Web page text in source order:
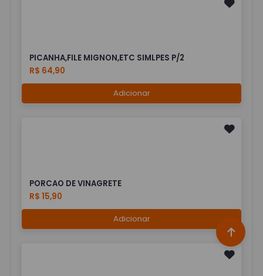
PICANHA,FILE MIGNON,ETC SIMLPES P/2
R$ 64,90
Adicionar
PORCAO DE VINAGRETE
R$ 15,90
Adicionar